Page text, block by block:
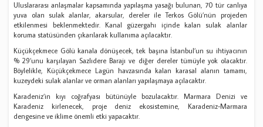
Uluslararası anlaşmalar kapsamında yapılaşma yasağı bulunan, 70 tür canlıya
yuva olan sulak alanlar, akarsular, dereler ile Terkos Gölü’nün projeden
etkilenmesi beklenmektedir. Kanal güzergahı içinde kalan sulak alanlar
koruma statüsünden çıkarılarak kullanıma açılacaktır.
Küçükçekmece Gölü kanala dönüşecek, tek başına İstanbul’un su ihtiyacının
% 29’unu karşılayan Sazlıdere Barajı ve diğer dereler tümüyle yok olacaktır.
Böylelikle, Küçükçekmece Lagün havzasında kalan karasal alanın tamamı,
kuzeydeki sulak alanlar ve orman alanları yapılaşmaya açılacaktır.
Karadeniz’in kıyı coğrafyası bütünüyle bozulacaktır. Marmara Denizi ve
Karadeniz kirlenecek, proje deniz ekosistemine, Karadeniz-Marmara
dengesine ve iklime önemli etki yapacaktır.